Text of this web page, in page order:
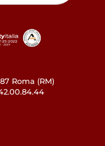
Roma (RM)